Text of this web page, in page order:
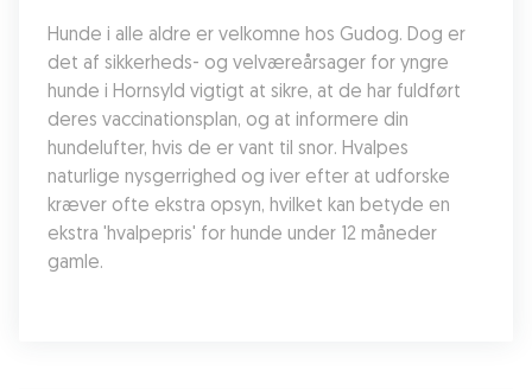
Hunde i alle aldre er velkomne hos Gudog. Dog er
det af sikkerheds- og velværeårsager for yngre
hunde i Hornsyld vigtigt at sikre, at de har fuldført
deres vaccinationsplan, og at informere din
hundelufter, hvis de er vant til snor. Hvalpes
naturlige nysgerrighed og iver efter at udforske
kræver ofte ekstra opsyn, hvilket kan betyde en
ekstra 'hvalpepris' for hunde under 12 måneder
gamle.